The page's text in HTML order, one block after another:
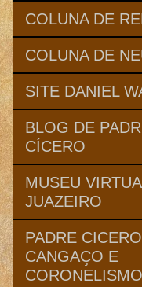
COLUNA DE
COLUNA DE
SITE DANIEL
BLOG DE
CÍCERO
MUSEU
JUAZEIRO
PADRE CICERO
CANGAÇO E
CORONELISMO